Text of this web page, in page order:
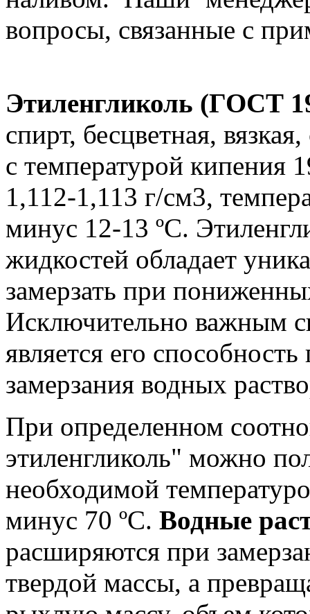
вопросы, связанные с
Этиленгликоль (ГОСТ
спирт, бесцветная,
с температурой кипения
1,112-1,113 г/см3,
минус 12-13 ºС.
жидкостей обладает
замерзать при
Исключительно важным
является его
замерзания водных
При определенном
этиленгликоль" можно
необходимой
минус 70 ºС. Водные
расширяются при
твердой массы, а